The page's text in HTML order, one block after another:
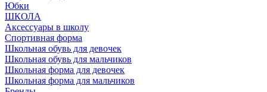
Юбки
ШКОЛА
Аксессуары в школу
Спортивная форма
Школьная обувь для девочек
Школьная обувь для мальчиков
Школьная форма для девочек
Школьная форма для мальчиков